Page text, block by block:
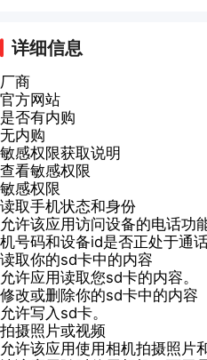
详细信息
厂商
官方网站
是否有内购
无内购
敏感权限获取说明
查看敏感权限
敏感权限
读取手机状态和身份
允许该应用访问设备的电话功
机号码和设备id是否正处于通
读取你的sd卡中的内容
允许应用读取您sd卡的内容。
修改或删除你的sd卡中的内容
允许写入sd卡。
拍摄照片或视频
允许该应用使用相机拍摄照片